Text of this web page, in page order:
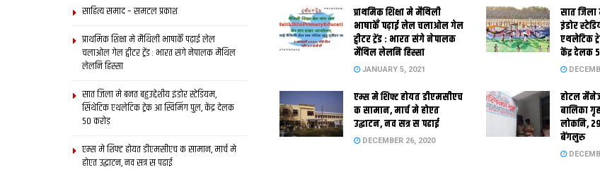
प्राथमिक शि‍क्षा मे मैथि‍ली
भाषाकेँ पढ़ाई लेल चलाओल गेल
ट्वीटर ट्रेंड : भारत संगे नेपालक
मैथिल लेलनि हिस्सा
JANUARY 5, 2021
सात
इंडोर
एथलेटिक
केंद्र देलक
एम्स मे शिफ्ट होयत डीएमसीएच
क सामान, मार्च मे होएत
उद्घाटन, नव सत्र स पढाई
DECEMBER 26, 2020
होटल
बालिका
लोकनि,
बेंगलुरु
साहित्य समाद – समटल प्रकाश
प्राथमिक शि‍क्षा मे मैथि‍ली भाषाकेँ पढ़ाई लेल
चलाओल गेल ट्वीटर ट्रेंड : भारत संगे नेपालक मैथिल
लेलनि हिस्सा
सात जिला मे बनत बहुउद्देशीय इंडोर स्‍टेडि‍यम,
सिंथेटिक एथलेटिक ट्रेक आ स्विमिंग पुल, केंद्र देलक
50 करोड़
एम्स मे शिफ्ट होयत डीएमसीएच क सामान, मार्च मे
होएत उद्घाटन, नव सत्र स पढाई